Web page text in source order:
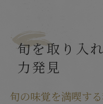
旬を取り入
力発見
旬の味覚を満喫す